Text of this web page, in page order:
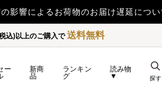
による配送への影響についてのお詫び
込)以上のご購入で送料無料
ー
新商
品
ランキン
グ
読み物
▼
探す